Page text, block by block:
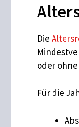
Die
oder
Für die